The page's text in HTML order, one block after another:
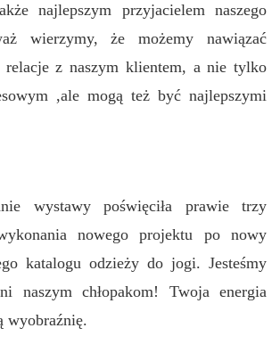
najlepszym przyjacielem naszego
wierzymy, że możemy nawiązać
relacje z naszym klientem, a nie tylko
,ale mogą też być najlepszymi
wystawy poświęciła prawie trzy
nowego projektu po nowy
katalogu odzieży do jogi. Jesteśmy
naszym chłopakom! Twoja energia
wyobraźnię.